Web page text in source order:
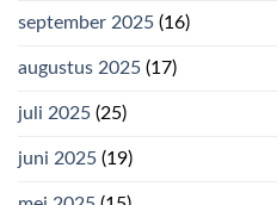
september 2025 (16)
augustus 2025 (17)
juli 2025 (25)
juni 2025 (19)